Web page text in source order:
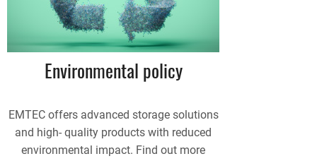
Environmental policy
EMTEC offers advanced storage solutions
and high- quality products with reduced
environmental impact. Find out more